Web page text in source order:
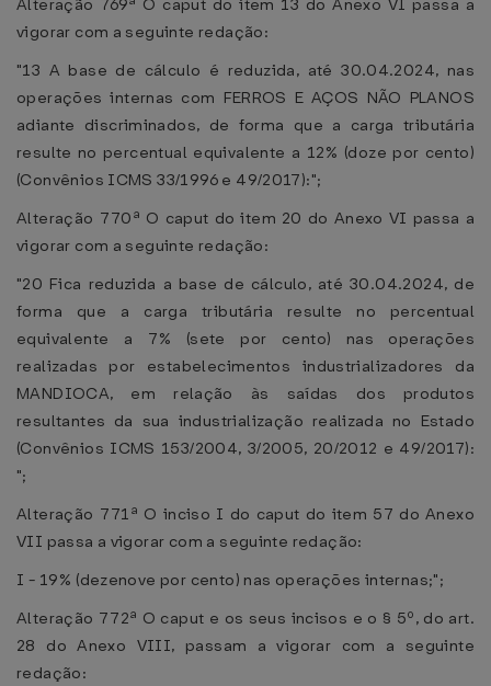
Alteração 769ª O caput do item 13 do Anexo VI passa a
vigorar com a seguinte redação:
"13 A base de cálculo é reduzida, até 30.04.2024, nas
operações internas com FERROS E AÇOS NÃO PLANOS
adiante discriminados, de forma que a carga tributária
resulte no percentual equivalente a 12% (doze por cento)
(Convênios ICMS 33/1996 e 49/2017):";
Alteração 770ª O caput do item 20 do Anexo VI passa a
vigorar com a seguinte redação:
"20 Fica reduzida a base de cálculo, até 30.04.2024, de
forma que a carga tributária resulte no percentual
equivalente a 7% (sete por cento) nas operações
realizadas por estabelecimentos industrializadores da
MANDIOCA, em relação às saídas dos produtos
resultantes da sua industrialização realizada no Estado
(Convênios ICMS 153/2004, 3/2005, 20/2012 e 49/2017):
";
Alteração 771ª O inciso I do caput do item 57 do Anexo
VII passa a vigorar com a seguinte redação:
I - 19% (dezenove por cento) nas operações internas;";
Alteração 772ª O caput e os seus incisos e o § 5º, do art.
28 do Anexo VIII, passam a vigorar com a seguinte
redação: